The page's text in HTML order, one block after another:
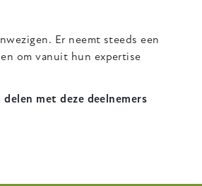
Er neemt steeds een
om vanuit hun expertise
met deze deelnemers